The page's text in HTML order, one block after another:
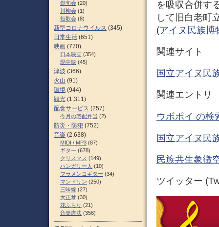
を吸収合併す
して旧白老町
(アイヌ民族博
関連サイト
国立アイヌ民
関連エントリ
ウポポイ の検
国立アイヌ民
民族共生象徴
ツイッター
俳句会 (20)
川柳会 (1)
短歌会 (8)
新型コロナウイルス (345)
日常生活 (651)
映画 (770)
日本映画 (354)
現中映 (45)
津波 (366)
火山 (91)
環境 (944)
観光 (1,311)
配食サービス (257)
今月の宅配弁当 (2)
防災・防犯 (752)
音楽 (2,638)
MIDI / MP3 (87)
ギター (678)
クリスマス (149)
ハンガリー人 (10)
フラメンコギター (34)
マンドリン (250)
三味線 (27)
大正琴 (30)
花ふらり (21)
音楽療法 (356)